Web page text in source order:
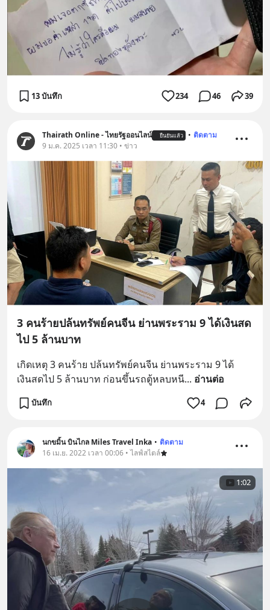
13 บันทึก 234 46 39
Thairath Online - ไทยรัฐออนไลน์ ยืนยันแล้ว • ติดตาม
9 ม.ค. 2025 เวลา 11:30 • ข่าว
3 คนร้ายปล้นทรัพย์คนจีน ย่านพระราม 9 ได้เงินสด
ไป 5 ล้านบาท
เกิดเหตุ 3 คนร้าย ปล้นทรัพย์คนจีน ย่านพระราม 9 ได้
เงินสดไป 5 ล้านบาท ก่อนขึ้นรถตู้หลบหนี... อ่านต่อ
บันทึก 4
นกขมิ้น บินไกล Miles Travel Inka • ติดตาม
16 เม.ย. 2022 เวลา 00:06 • ไลฟ์สไตล์
1:02